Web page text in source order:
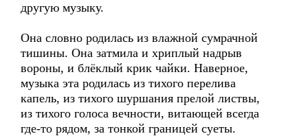
другую музыку.
Она словно родилась из влажной сумрачной
тишины. Она затмила и хриплый надрыв
вороны, и блёклый крик чайки. Наверное,
музыка эта родилась из тихого перелива
капель, из тихого шуршания прелой листвы,
из тихого голоса вечности, витающей всегда
где-то рядом, за тонкой границей суеты.